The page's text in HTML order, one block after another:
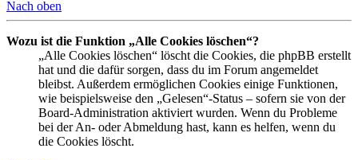
Nach oben
Wozu ist die Funktion „Alle Cookies löschen“?
„Alle Cookies löschen“ löscht die Cookies, die phpBB erstellt
hat und die dafür sorgen, dass du im Forum angemeldet
bleibst. Außerdem ermöglichen Cookies einige Funktionen,
wie beispielsweise den „Gelesen“-Status – sofern sie von der
Board-Administration aktiviert wurden. Wenn du Probleme
bei der An- oder Abmeldung hast, kann es helfen, wenn du
die Cookies löscht.